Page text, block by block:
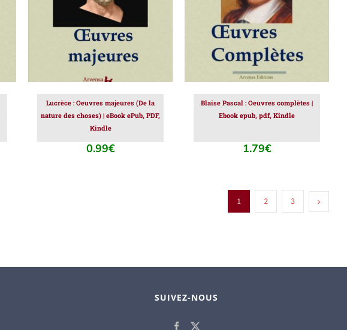
Lucrèce : Oeuvres majeures (De la
nature des choses) | eBook ePub, PDF,
Kindle
0.99€
Blaise Pascal : Oeuvres complètes |
Ebook epub, pdf, Kindle
1.79€
1 2 3
SUIVEZ-NOUS